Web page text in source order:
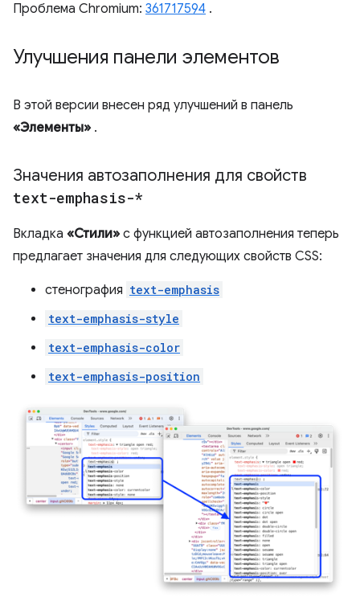
Проблема Chromium: 361717594 .
Улучшения панели элементов
В этой версии внесен ряд улучшений в панель
«Элементы» .
Значения автозаполнения для свойств
text-emphasis-*
Вкладка «Стили» с функцией автозаполнения теперь
предлагает значения для следующих свойств CSS:
стенография text-emphasis
text-emphasis-style
text-emphasis-color
text-emphasis-position